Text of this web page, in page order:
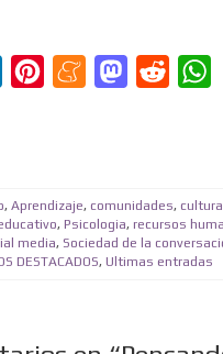
e
d
I
e
r
e
M
a
m
e
M
o
d
o
i
t
s
A
p
, Aprendizaje, comunidades,
, Psicologia, recursos
media, Sociedad de la
DESTACADOS, Ultimas entradas